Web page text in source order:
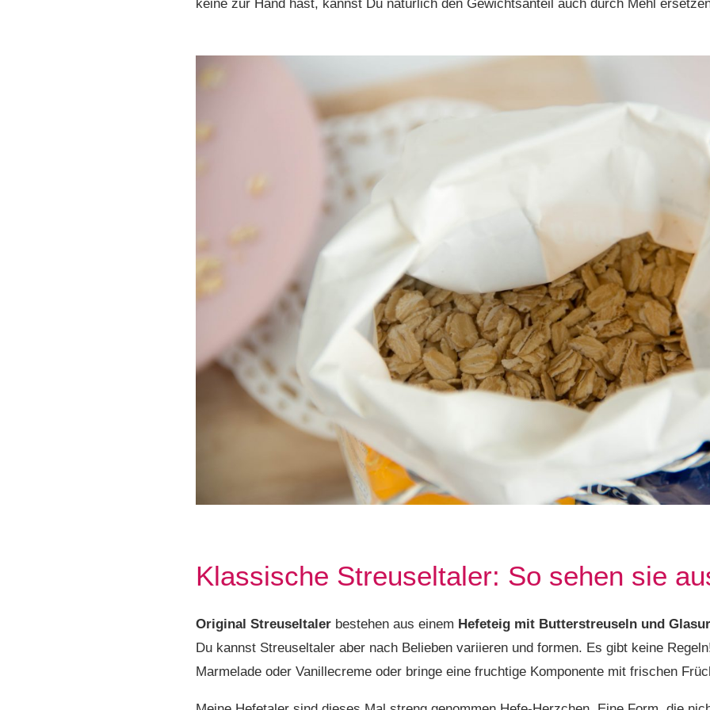
keine zur Hand hast, kannst Du natürlich den Gewichtsanteil auch durch Mehl
Klassische Streuseltaler: So sehen sie
Original Streuseltaler bestehen aus einem Hefeteig mit Butterstreuseln und Glasur
Du kannst Streuseltaler aber nach Belieben variieren und formen. Es gibt keine
Marmelade oder Vanillecreme oder bringe eine fruchtige Komponente mit frischen